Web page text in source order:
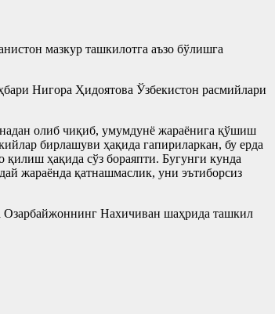
мазкур ташкилотга аъзо бўлишга
Нигора Ҳидоятова Ўзбекистон расмийлари
олиб чиқиб, умумдунё жараёнига қўшиш
бирлашуви ҳақида гапириларкан, бу ерда
қилиш ҳақида сўз бораяпти. Бугунги кунда
жараёнда қатнашмаслик, уни эътиборсиз
Озарбайжоннинг Нахичиван шаҳрида ташкил